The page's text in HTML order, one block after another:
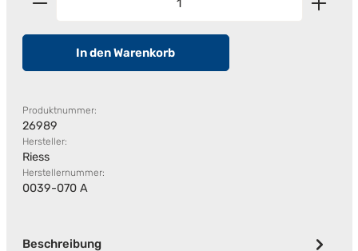
In den Warenkorb
Produktnummer:
26989
Hersteller:
Riess
Herstellernummer:
0039-070 A
Beschreibung